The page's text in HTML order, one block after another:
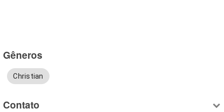
Gêneros
Christian
Contato